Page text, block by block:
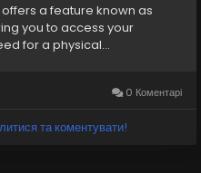
#SecureBanking
#SecurePayments
#OnlineFinance
a feature known as
you to access your
for a physical...
0 Коментарі
та коментувати!